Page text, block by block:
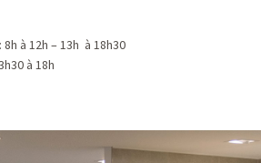
à 12h – 13h à 18h30
à 18h